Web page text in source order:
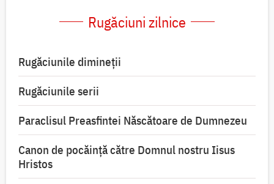
Rugăciuni zilnice
Rugăciunile dimineții
Rugăciunile serii
Paraclisul Preasfintei Născătoare de Dumnezeu
Canon de pocăință către Domnul nostru Iisus
Hristos